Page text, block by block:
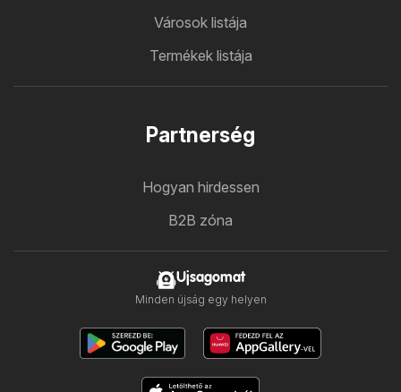
Városok listája
Termékek listája
Partnerség
Hogyan hirdessen
B2B zóna
Ujsagomat
Minden újság egy helyen